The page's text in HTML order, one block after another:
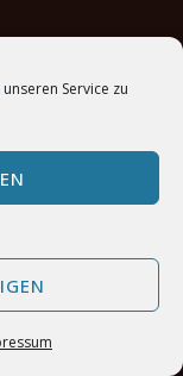
Service zu